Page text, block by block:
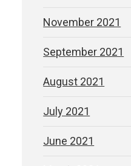
November 2021
September 2021
August 2021
July 2021
June 2021